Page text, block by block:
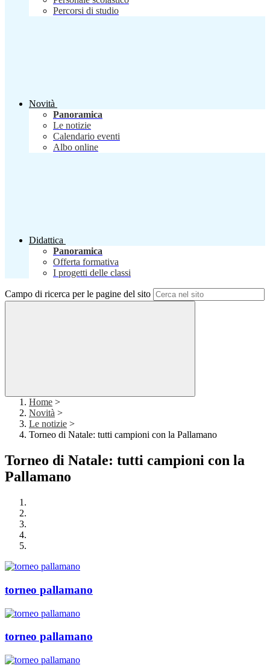
Percorsi di studio
Novità
Panoramica
Le notizie
Calendario eventi
Albo online
Didattica
Panoramica
Offerta formativa
I progetti delle classi
Campo di ricerca per le pagine del sito
Home >
Novità >
Le notizie >
Torneo di Natale: tutti campioni con la Pallamano
Torneo di Natale: tutti campioni con la
Pallamano
torneo pallamano
torneo pallamano